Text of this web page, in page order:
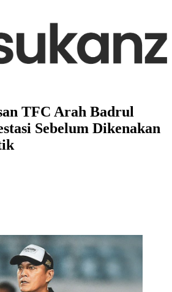
TFC Arah Badrul
Sebelum Dikenakan